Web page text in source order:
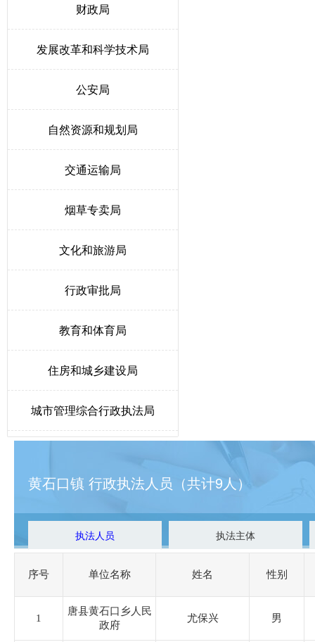
财政局
发展改革和科学技术局
公安局
自然资源和规划局
交通运输局
烟草专卖局
文化和旅游局
行政审批局
教育和体育局
住房和城乡建设局
城市管理综合行政执法局
生态环境局唐县分局
卫生健康局
统计局
司法局
黄石口镇 行政执法人员（共计9人）
执法人员 执法主体
序号 单位名称 姓名 性别
1
唐县黄石口乡人民
政府
尤保兴 男